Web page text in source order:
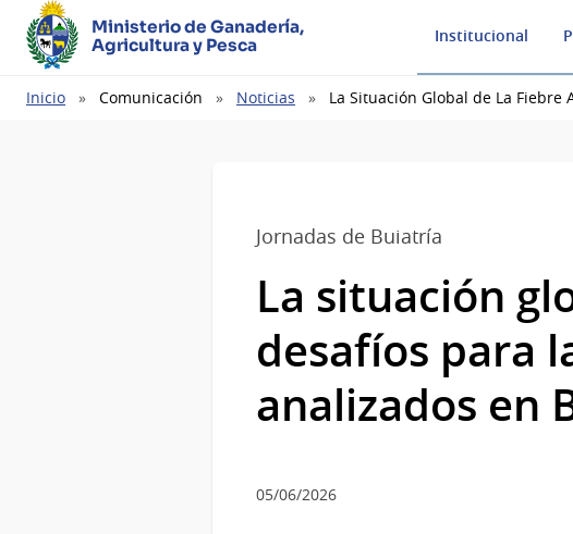
Ministerio de Ganadería,
Agricultura y Pesca
Institucional
Ruta
Inicio Comunicación Noticias La Situación Global de La Fiebre
Jornadas de Buiatría
La situación
desafíos para
analizados en
05/06/2026